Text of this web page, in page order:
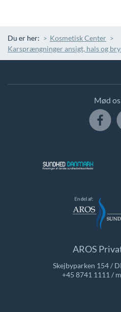
Du er her:
Kosmetisk Center
Karsprængninger ansigt, hals og
Mød
AROS
Skejbyparken 154 /
+45 8741 1111/